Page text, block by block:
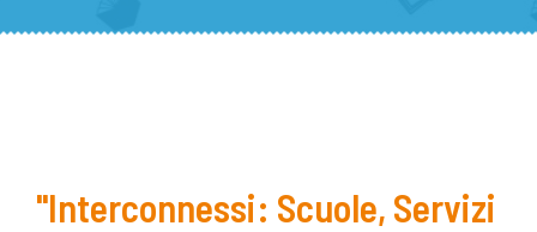
"Interconnessi: Scuole, Servizi